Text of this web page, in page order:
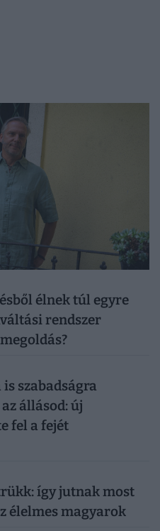
élnek túl egyre
rendszer
szabadságra
állásod: új
fel a fejét
így jutnak most
élelmes magyarok